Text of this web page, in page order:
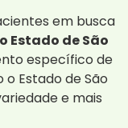
em busca
Estado de São
específico de
Estado de São
e mais